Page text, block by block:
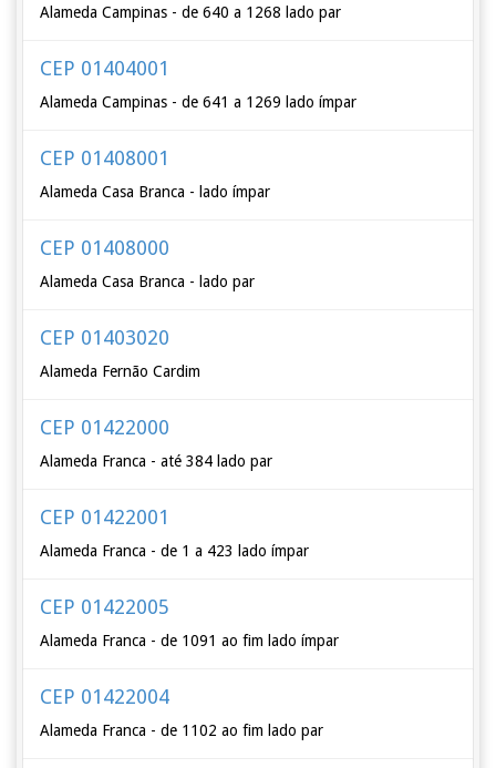
Alameda Campinas - de 640 a 1268 lado par
CEP 01404001
Alameda Campinas - de 641 a 1269 lado ímpar
CEP 01408001
Alameda Casa Branca - lado ímpar
CEP 01408000
Alameda Casa Branca - lado par
CEP 01403020
Alameda Fernão Cardim
CEP 01422000
Alameda Franca - até 384 lado par
CEP 01422001
Alameda Franca - de 1 a 423 lado ímpar
CEP 01422005
Alameda Franca - de 1091 ao fim lado ímpar
CEP 01422004
Alameda Franca - de 1102 ao fim lado par